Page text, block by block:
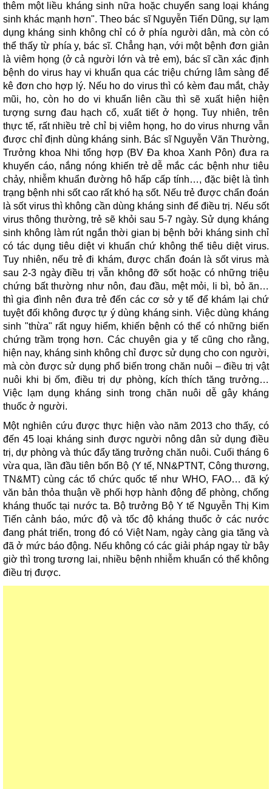
thêm một liều kháng sinh nữa hoặc chuyển sang loại kháng
sinh khác mạnh hơn". Theo bác sĩ Nguyễn Tiến Dũng, sự lạm
dụng kháng sinh không chỉ có ở phía người dân, mà còn có
thể thấy từ phía y, bác sĩ. Chẳng hạn, với một bệnh đơn giản
là viêm họng (ở cả người lớn và trẻ em), bác sĩ cần xác định
bệnh do virus hay vi khuẩn qua các triệu chứng lâm sàng để
kê đơn cho hợp lý. Nếu ho do virus thì có kèm đau mắt, chảy
mũi, ho, còn ho do vi khuẩn liên cầu thì sẽ xuất hiện hiện
tượng sưng đau hạch cổ, xuất tiết ở họng. Tuy nhiên, trên
thực tế, rất nhiều trẻ chỉ bị viêm họng, ho do virus nhưng vẫn
được chỉ định dùng kháng sinh. Bác sĩ Nguyễn Văn Thường,
Trưởng khoa Nhi tổng hợp (BV Đa khoa Xanh Pôn) đưa ra
khuyến cáo, nắng nóng khiến trẻ dễ mắc các bệnh như tiêu
chảy, nhiễm khuẩn đường hô hấp cấp tính…, đặc biệt là tình
trạng bệnh nhi sốt cao rất khó hạ sốt. Nếu trẻ được chẩn đoán
là sốt virus thì không cần dùng kháng sinh để điều trị. Nếu sốt
virus thông thường, trẻ sẽ khỏi sau 5-7 ngày. Sử dụng kháng
sinh không làm rút ngắn thời gian bị bệnh bởi kháng sinh chỉ
có tác dụng tiêu diệt vi khuẩn chứ không thể tiêu diệt virus.
Tuy nhiên, nếu trẻ đi khám, được chẩn đoán là sốt virus mà
sau 2-3 ngày điều trị vẫn không đỡ sốt hoặc có những triệu
chứng bất thường như nôn, đau đầu, mệt mỏi, li bì, bỏ ăn…
thì gia đình nên đưa trẻ đến các cơ sở y tế để khám lại chứ
tuyệt đối không được tự ý dùng kháng sinh. Việc dùng kháng
sinh "thừa" rất nguy hiểm, khiến bệnh có thể có những biến
chứng trầm trọng hơn. Các chuyên gia y tế cũng cho rằng,
hiện nay, kháng sinh không chỉ được sử dụng cho con người,
mà còn được sử dụng phổ biến trong chăn nuôi – điều trị vật
nuôi khi bị ốm, điều trị dự phòng, kích thích tăng trưởng…
Việc lạm dụng kháng sinh trong chăn nuôi dễ gây kháng
thuốc ở người.
Một nghiên cứu được thực hiện vào năm 2013 cho thấy, có
đến 45 loại kháng sinh được người nông dân sử dụng điều
trị, dự phòng và thúc đẩy tăng trưởng chăn nuôi. Cuối tháng 6
vừa qua, lần đầu tiên bốn Bộ (Y tế, NN&PTNT, Công thương,
TN&MT) cùng các tổ chức quốc tế như WHO, FAO… đã ký
văn bản thỏa thuận về phối hợp hành động để phòng, chống
kháng thuốc tại nước ta. Bộ trưởng Bộ Y tế Nguyễn Thị Kim
Tiến cảnh báo, mức độ và tốc độ kháng thuốc ở các nước
đang phát triển, trong đó có Việt Nam, ngày càng gia tăng và
đã ở mức báo động. Nếu không có các giải pháp ngay từ bây
giờ thì trong tương lai, nhiều bệnh nhiễm khuẩn có thể không
điều trị được.